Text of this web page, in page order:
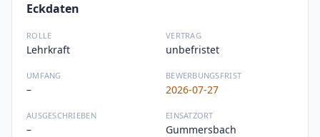
Eckdaten
ROLLE
Lehrkraft
VERTRAG
unbefristet
UMFANG
–
BEWERBUNGSFRIST
2026-07-27
AUSGESCHRIEBEN
–
EINSATZORT
Gummersbach